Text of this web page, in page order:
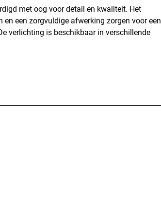
met oog voor detail en kwaliteit. Het
een zorgvuldige afwerking zorgen voor een
verlichting is beschikbaar in verschillende